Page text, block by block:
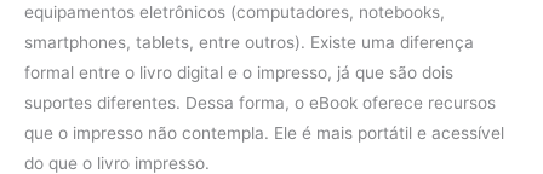
equipamentos eletrônicos (computadores, notebooks,
smartphones, tablets, entre outros). Existe uma diferença
formal entre o livro digital e o impresso, já que são dois
suportes diferentes. Dessa forma, o eBook oferece recursos
que o impresso não contempla. Ele é mais portátil e acessível
do que o livro impresso.